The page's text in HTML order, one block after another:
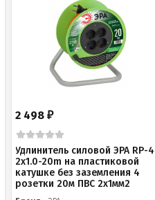
2 498₽
Удлинитель силовой ЭРА RP-
2x1.0-20m на пластиковой
катушке без заземления 4
розетки 20м ПВС 2х1мм2